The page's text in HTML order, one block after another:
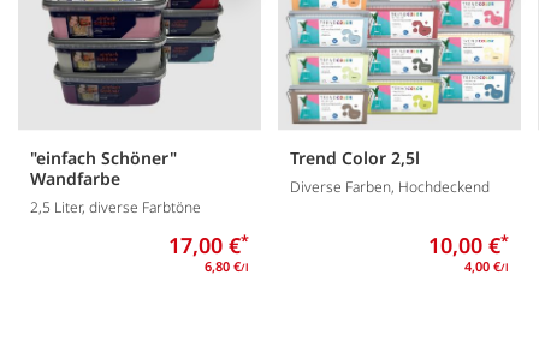
"einfach Schöner"
Wandfarbe
2,5 Liter, diverse Farbtöne
17,00 €*
6,80 €/l
Trend Color 2,5l
Diverse Farben, Hochdeckend
10,00 €*
4,00 €/l